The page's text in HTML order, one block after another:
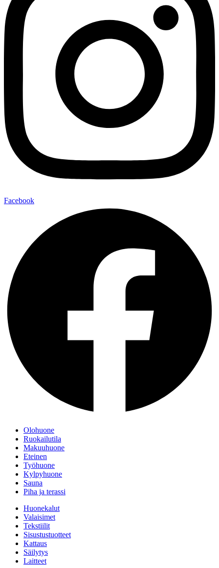
Facebook
Olohuone
Ruokailutila
Makuuhuone
Eteinen
Työhuone
Kylpyhuone
Sauna
Piha ja terassi
Huonekalut
Valaisimet
Tekstiilit
Sisustustuotteet
Kattaus
Säilytys
Laitteet